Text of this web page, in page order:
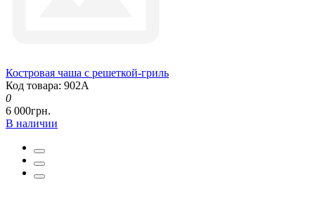
Костровая чаша с решеткой-гриль
Код товара: 902А
0
6 000грн.
В наличии